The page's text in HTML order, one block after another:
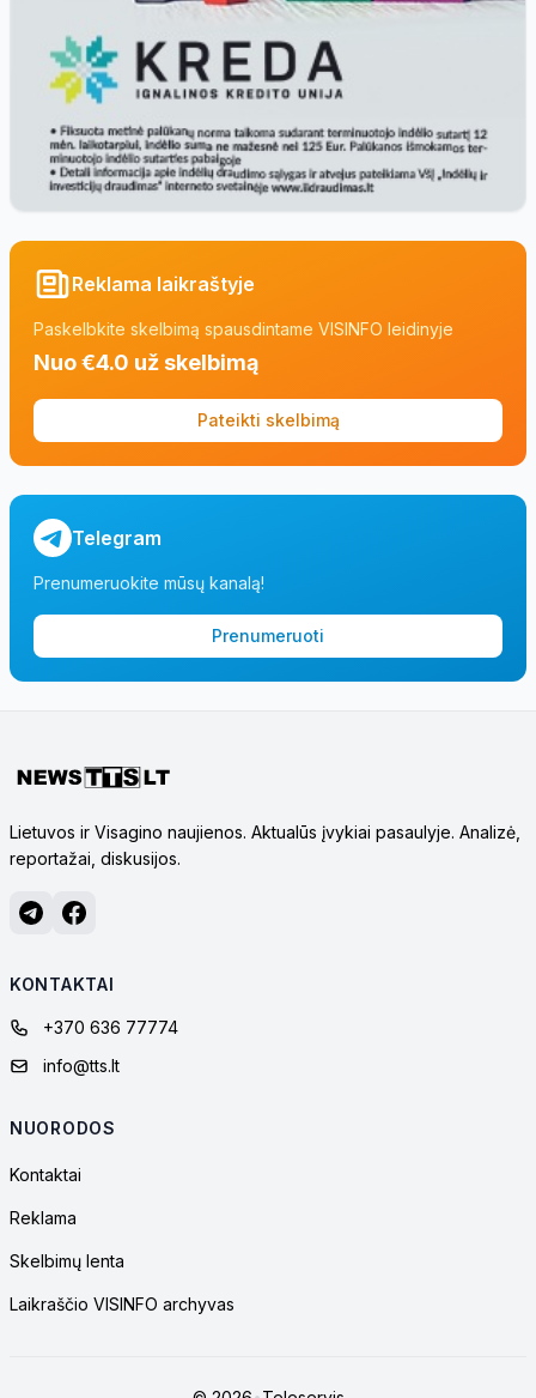
Reklama laikraštyje
Paskelbkite skelbimą spausdintame VISINFO leidinyje
Nuo €4.0 už skelbimą
Pateikti skelbimą
Telegram
Prenumeruokite mūsų kanalą!
Prenumeruoti
Lietuvos ir Visagino naujienos. Aktualūs įvykiai pasaulyje. Analizė,
reportažai, diskusijos.
KONTAKTAI
+370 636 77774
info@tts.lt
NUORODOS
Kontaktai
Reklama
Skelbimų lenta
Laikraščio VISINFO archyvas